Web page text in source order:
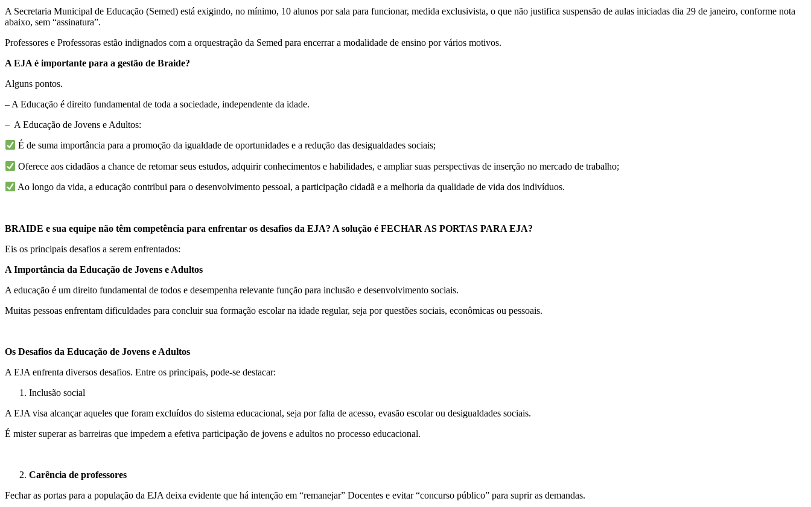
A Secretaria Municipal de Educação (Semed) está exigindo, no mínimo, 10 alunos por sala para funcionar, medida exclusivista, o que não justifica suspensão de aulas iniciadas dia 29 de janeiro, conforme nota
abaixo, sem “assinatura”.
Professores e Professoras estão indignados com a orquestração da Semed para encerrar a modalidade de ensino por vários motivos.
A EJA é importante para a gestão de Braide?
Alguns pontos.
– A Educação é direito fundamental de toda a sociedade, independente da idade.
– A Educação de Jovens e Adultos:
É de suma importância para a promoção da igualdade de oportunidades e a redução das desigualdades sociais;
Oferece aos cidadãos a chance de retomar seus estudos, adquirir conhecimentos e habilidades, e ampliar suas perspectivas de inserção no mercado de trabalho;
Ao longo da vida, a educação contribui para o desenvolvimento pessoal, a participação cidadã e a melhoria da qualidade de vida dos indivíduos.
BRAIDE e sua equipe não têm competência para enfrentar os desafios da EJA? A solução é FECHAR AS PORTAS PARA EJA?
Eis os principais desafios a serem enfrentados:
A Importância da Educação de Jovens e Adultos
A educação é um direito fundamental de todos e desempenha relevante função para inclusão e desenvolvimento sociais.
Muitas pessoas enfrentam dificuldades para concluir sua formação escolar na idade regular, seja por questões sociais, econômicas ou pessoais.
Os Desafios da Educação de Jovens e Adultos
A EJA enfrenta diversos desafios. Entre os principais, pode-se destacar:
Inclusão social
A EJA visa alcançar aqueles que foram excluídos do sistema educacional, seja por falta de acesso, evasão escolar ou desigualdades sociais.
É mister superar as barreiras que impedem a efetiva participação de jovens e adultos no processo educacional.
Carência de professores
Fechar as portas para a população da EJA deixa evidente que há intenção em “remanejar” Docentes e evitar “concurso público” para suprir as demandas.